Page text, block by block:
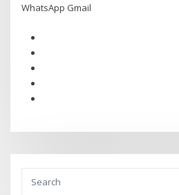
WhatsApp Gmail